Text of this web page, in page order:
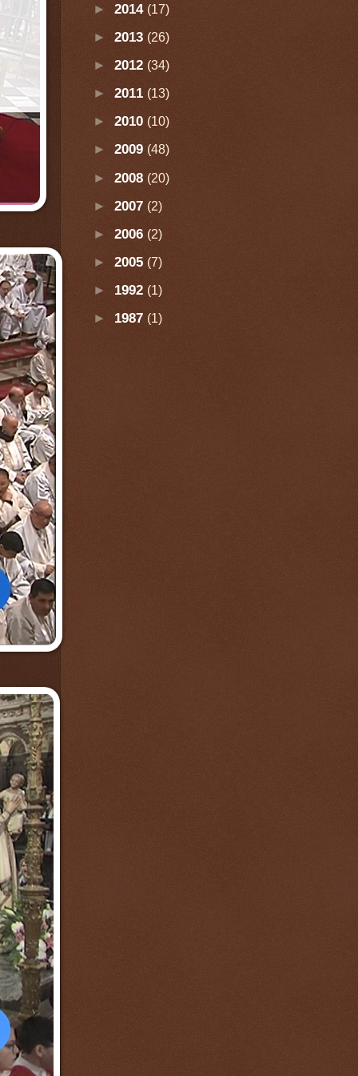
► 2014 (17)
► 2013 (26)
► 2012 (34)
► 2011 (13)
► 2010 (10)
► 2009 (48)
► 2008 (20)
► 2007 (2)
► 2006 (2)
► 2005 (7)
► 1992 (1)
► 1987 (1)